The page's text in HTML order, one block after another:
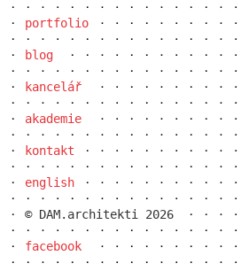
portfolio
blog
kancelář
akademie
kontakt
english
© DAM.architekti 2026
facebook